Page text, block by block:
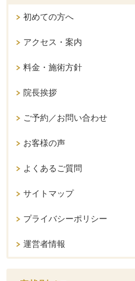
初めての方へ
アクセス・案内
料金・施術方針
院長挨拶
ご予約／お問い合わせ
お客様の声
よくあるご質問
サイトマップ
プライバシーポリシー
運営者情報